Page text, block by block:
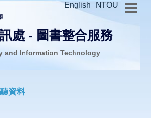
NTOU
English
處 - 圖書整合服務
and Information Technology
推廣活動
資料